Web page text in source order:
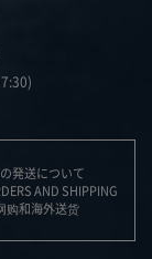
発送について
AND SHIPPING
购和海外送货